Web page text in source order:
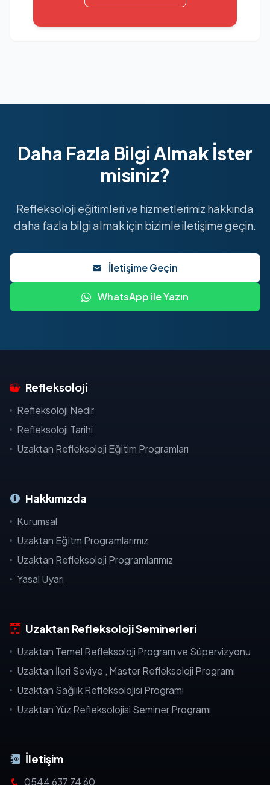
Daha Fazla Bilgi Almak İster
misiniz?
Refleksoloji eğitimleri ve hizmetlerimiz hakkında
daha fazla bilgi almak için bizimle iletişime geçin.
İletişime Geçin
WhatsApp ile Yazın
Refleksoloji
Refleksoloji Nedir
Refleksoloji Tarihi
Uzaktan Refleksoloji Eğitim Programları
Hakkımızda
Kurumsal
Uzaktan Eğitm Programlarımız
Uzaktan Refleksoloji Programlarımız
Yasal Uyarı
Uzaktan Refleksoloji Seminerleri
Uzaktan Temel Refleksoloji Program ve Süpervizyonu
Uzaktan İleri Seviye , Master Refleksoloji Programı
Uzaktan Sağlık Refleksolojisi Programı
Uzaktan Yüz Refleksolojisi Seminer Programı
İletişim
0544 637 74 60